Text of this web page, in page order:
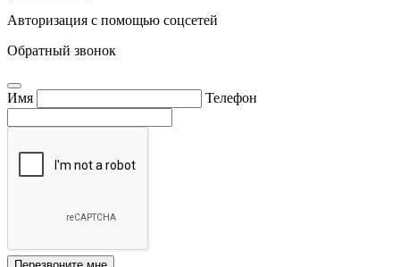
Авторизация с помощью соцсетей
Обратный звонок
Имя Телефон